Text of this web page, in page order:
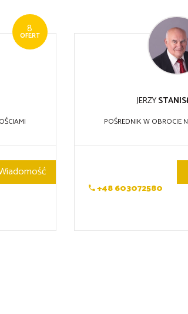
8
OFERT
JERZY
POŚREDNIK W OBROCIE
+48 603072580